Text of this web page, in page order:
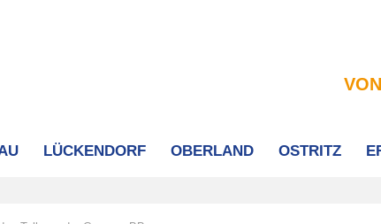
LÜCKENDORF OBERLAND OSTRITZ